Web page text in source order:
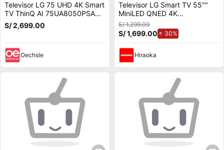
Televisor LG 75 UHD 4K Smart
TV ThinQ AI 75UA8050PSA
2025
S/ 2,699.00
Oechsle
Televisor LG Smart TV 55""
MiniLED QNED 4K
55QNED70BSA
S/ 1,299.00
S/ 1,699.00 30%
Hiraoka